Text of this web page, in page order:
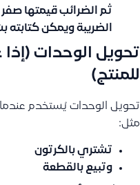
ثم الضرائب قيمتها
الضريبة ويمكن
تحويل الوحدات
للمنتج)
تحويل الوحدات يُستخدم
مثل:
تشتري بالكرتون
وتبيع بالقطعة